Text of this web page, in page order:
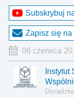
Subskrybuj
Zapisz się na
06 czerwca